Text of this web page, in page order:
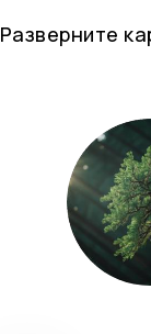
Разверните